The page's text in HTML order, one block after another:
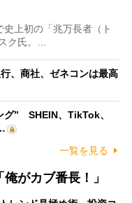
上初の「兆万長者（ト
ク氏。…
、商社、ゼネコンは最高
グ” SHEIN、TikTok、
一覧を見る
がカブ番長！」